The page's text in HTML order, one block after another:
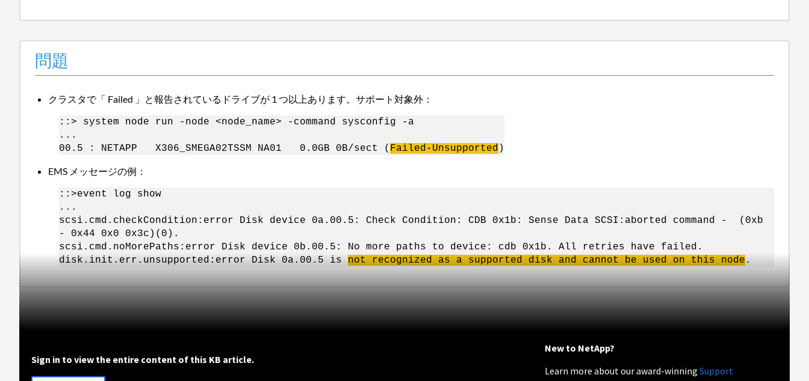
問題
クラスタで「 Failed 」と報告されているドライブが 1 つ以上あります。サポート対象外：
::> system node run -node <node_name> -command sysconfig -a
...
00.5 : NETAPP X306_SMEGA02TSSM NA01 0.0GB 0B/sect ( Failed-Unsupported )
EMS メッセージの例：
::>event log show
...
scsi.cmd.checkCondition:error Disk device 0a.00.5: Check Condition: CDB 0x1b: Sense Data SCSI:aborted command - (0xb
- 0x44 0x0 0x3c)(0).
scsi.cmd.noMorePaths:error Disk device 0b.00.5: No more paths to device: cdb 0x1b. All retries have failed.
disk.init.err.unsupported:error Disk 0a.00.5 is not recognized as a supported disk and cannot be used on this node .
Sign in to view the entire content of this KB article.
New to NetApp?
Learn more about our award-winningSupport